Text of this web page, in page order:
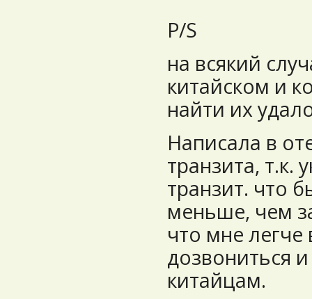
P/S
на всякий
китайском и
найти их
Написала в
транзита, т.к.
транзит. что
меньше, чем
что мне легче
дозвониться
китайцам.